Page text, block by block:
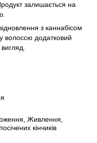
залишається на
з каннабісом
волоссю додатковий
Живлення,
кінчиків